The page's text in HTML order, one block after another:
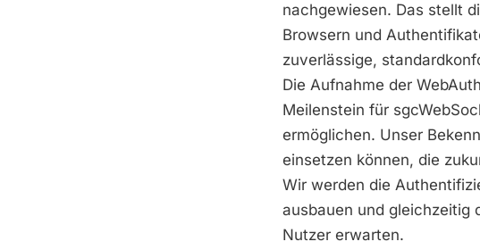
nachgewiesen. Das stellt
Browsern und
zuverlässige,
Die Aufnahme der
Meilenstein für
ermöglichen. Unser
einsetzen können, die
Wir werden die
ausbauen und gleichzeitig
Nutzer erwarten.